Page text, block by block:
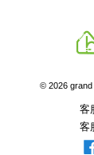
© 2026
客
客